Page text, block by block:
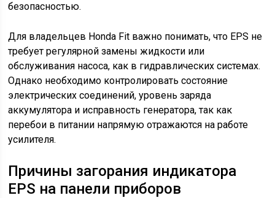
безопасностью.
Для владельцев Honda Fit важно понимать, что EPS не
требует регулярной замены жидкости или
обслуживания насоса, как в гидравлических системах.
Однако необходимо контролировать состояние
электрических соединений, уровень заряда
аккумулятора и исправность генератора, так как
перебои в питании напрямую отражаются на работе
усилителя.
Причины загорания индикатора
EPS на панели приборов